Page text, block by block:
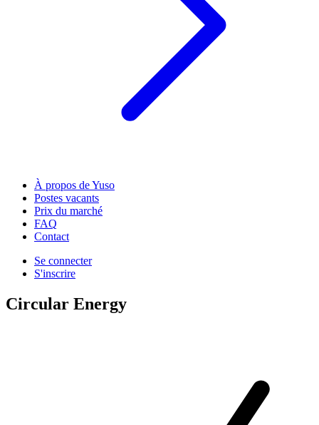
À propos de Yuso
Postes vacants
Prix du marché
FAQ
Contact
Se connecter
S'inscrire
Circular Energy